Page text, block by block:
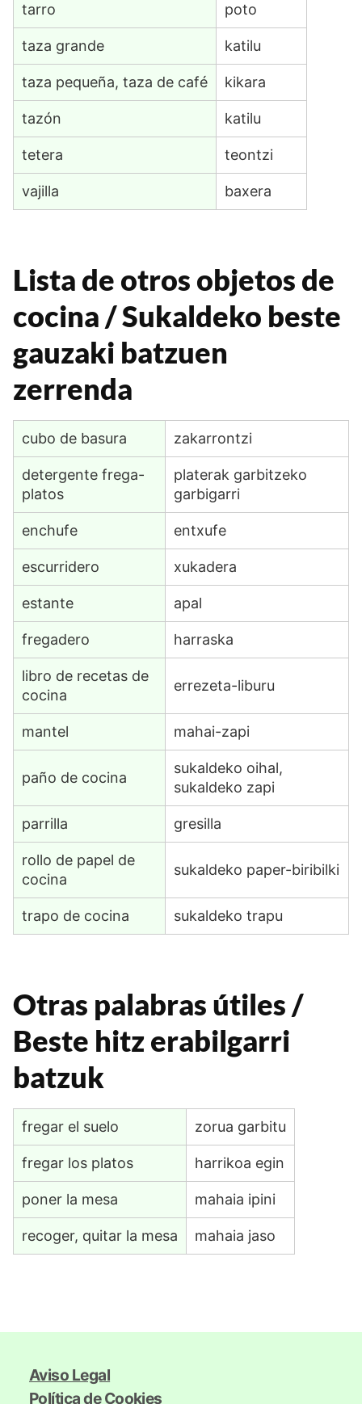
tarro poto
taza grande katilu
taza pequeña, taza de café kikara
tazón katilu
tetera teontzi
vajilla baxera
Lista de otros objetos de
cocina / Sukaldeko beste
gauzaki batzuen
zerrenda
cubo de basura zakarrontzi
detergente frega-
platos
platerak garbitzeko
garbigarri
enchufe entxufe
escurridero xukadera
estante apal
fregadero harraska
libro de recetas de
cocina
errezeta-liburu
mantel mahai-zapi
paño de cocina
sukaldeko oihal,
sukaldeko zapi
parrilla gresilla
rollo de papel de
cocina
sukaldeko paper-biribilki
trapo de cocina sukaldeko trapu
Otras palabras útiles /
Beste hitz erabilgarri
batzuk
fregar el suelo zorua garbitu
fregar los platos harrikoa egin
poner la mesa mahaia ipini
recoger, quitar la mesa mahaia jaso
Aviso Legal
Política de Cookies